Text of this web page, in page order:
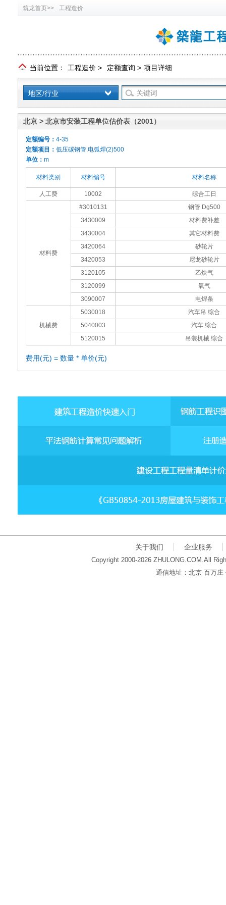
筑龙首页>> 工程造价
当前位置： 工程造价 > 定额查询 > 项目详细
地区/行业
北京 > 北京市安装工程单位估价表（2001）
定额编号： 4-35
定额项目： 低压碳钢管.电弧焊(2)500
单位： m
材料类别 材料编号 材料名称
人工费 10002 综合工日
材料费
#3010131
钢管 Dg500
3430009
材料费补差
3430004
其它材料费
3420064
砂轮片
3420053
尼龙砂轮片
3120105
乙炔气
3120099
氧气
3090007
电焊条
机械费
5030018
汽车吊 综合
5040003
汽车 综合
5120015
吊装机械 综合
费用(元) = 数量 * 单价(元)
关于我们 企业服务
Copyright 2000-2026 ZHULONG.COM.All
通信地址：北京 百万